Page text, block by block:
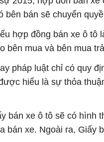
bên bán sẽ chuyển
hợp đồng bán xe ô tô
bên mua và bên mua
pháp luật chỉ có quy
hiểu là sự thỏa
bán xe ô tô sẽ có
bán xe. Ngoài ra,